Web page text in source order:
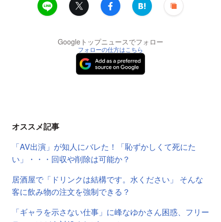
Googleトップニュースでフォロー
フォローの仕方はこちら
オススメ記事
「AV出演」が知人にバレた！「恥ずかしくて死にた
い」・・・回収や削除は可能か？
居酒屋で「ドリンクは結構です。水ください」 そんな
客に飲み物の注文を強制できる？
「ギャラを示さない仕事」に峰なゆかさん困惑、フリー